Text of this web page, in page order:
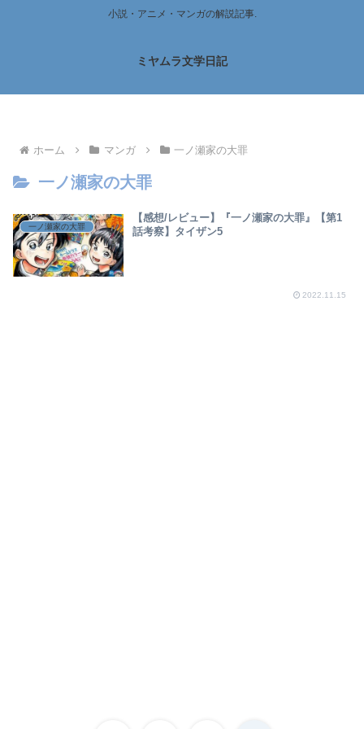
小説・アニメ・マンガの解説記事.
ミヤムラ文学日記
ホーム マンガ 一ノ瀬家の大罪
一ノ瀬家の大罪
一ノ瀬家の大罪
【感想/レビュー】『一ノ瀬家の大罪』【第1
話考察】タイザン5
2022.11.15